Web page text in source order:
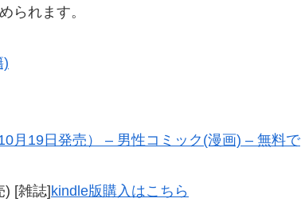
られます。
)
月19日発売） – 男性コミック(漫画) – 無料で
) [雑誌]kindle版購入はこちら